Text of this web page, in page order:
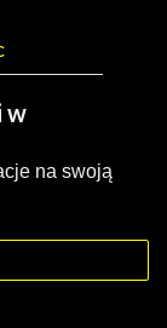
w
na swoją